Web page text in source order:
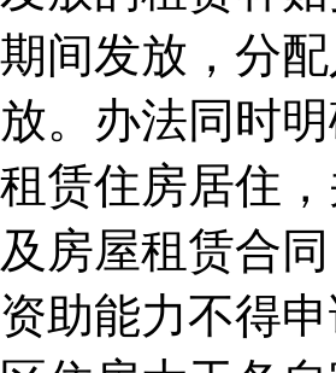
期间发放，分
放。办法同时
租赁住房居住
及房屋租赁合
资助能力不得